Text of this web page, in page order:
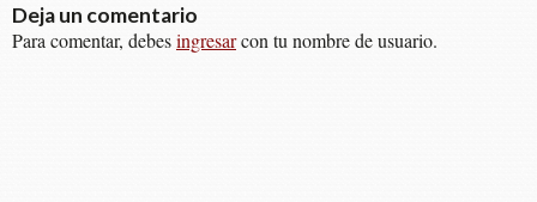
Deja un comentario
Para comentar, debesingresarcon tu nombre de usuario.